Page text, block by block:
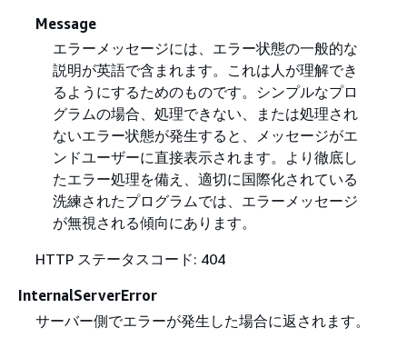
Message
エラーメッセージには、エラー状態の一般的な
説明が英語で含まれます。これは人が理解でき
るようにするためのものです。シンプルなプロ
グラムの場合、処理できない、または処理され
ないエラー状態が発生すると、メッセージがエ
ンドユーザーに直接表示されます。より徹底し
たエラー処理を備え、適切に国際化されている
洗練されたプログラムでは、エラーメッセージ
が無視される傾向にあります。
HTTP ステータスコード: 404
InternalServerError
サーバー側でエラーが発生した場合に返されます。